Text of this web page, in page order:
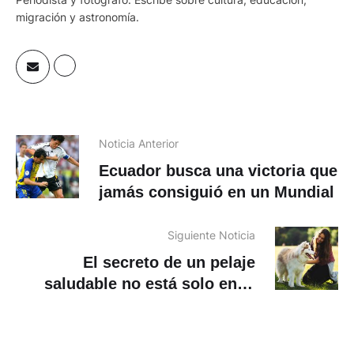
migración y astronomía.
Noticia Anterior
Ecuador busca una victoria que
jamás consiguió en un Mundial
Siguiente Noticia
El secreto de un pelaje
saludable no está solo en el